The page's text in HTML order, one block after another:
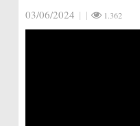
03/06/2024 | | 1.362